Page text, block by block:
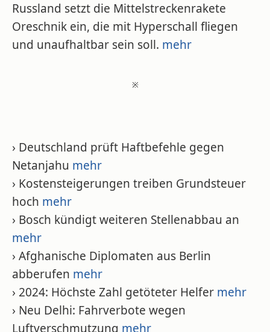
Russland setzt die Mittelstreckenrakete
Oreschnik ein, die mit Hyperschall fliegen
und unaufhaltbar sein soll. mehr
※
› Deutschland prüft Haftbefehle gegen
Netanjahu mehr
› Kostensteigerungen treiben Grundsteuer
hoch mehr
› Bosch kündigt weiteren Stellenabbau an
mehr
› Afghanische Diplomaten aus Berlin
abberufen mehr
› 2024: Höchste Zahl getöteter Helfer mehr
› Neu Delhi: Fahrverbote wegen
Luftverschmutzung mehr